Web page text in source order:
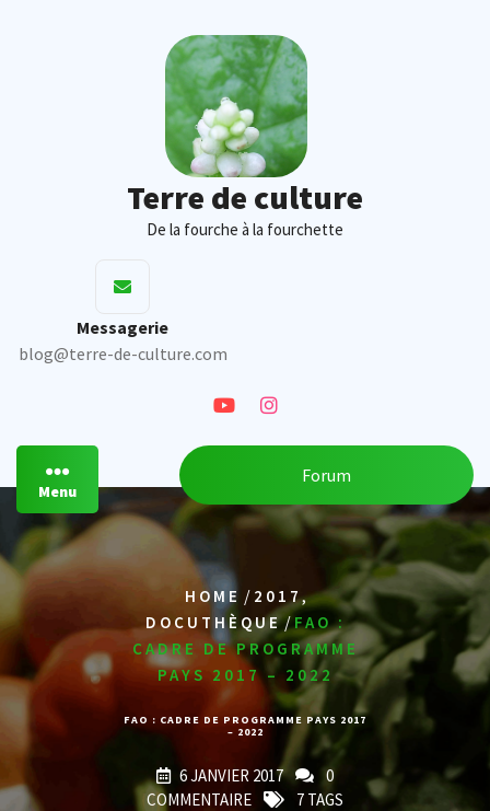
Terre de culture
De la fourche à la fourchette
Messagerie
blog@terre-de-culture.com
Menu
Forum
HOME / 2017,
DOCUTHÈQUE/FAO :
CADRE DE PROGRAMME
PAYS 2017 – 2022
FAO : CADRE DE PROGRAMME PAYS 2017
– 2022
6 JANVIER 2017
0
COMMENTAIRE
7 TAGS